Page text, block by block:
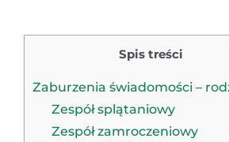
Spis treści
Zaburzenia świadomości –
Zespół splątaniowy
Zespół zamroczeniowy